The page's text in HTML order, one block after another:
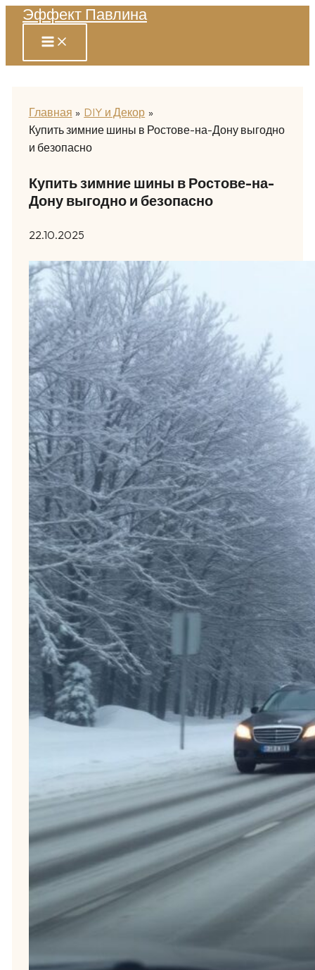
Перейти
содержимому
Эффект Павлина
Главная
DIY и Декор
Купить зимние шины в Ростове-на-Дону выгодно
и безопасно
Купить зимние шины в Ростове-на-
Дону выгодно и безопасно
22.10.2025